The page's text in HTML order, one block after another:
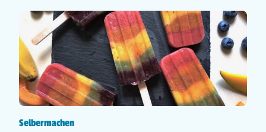
Selbermachen